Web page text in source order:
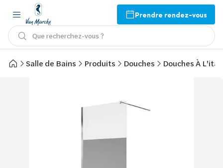
Prendre rendez-vous
Que recherchez-vous ?
Salle de Bains Produits Douches Douches À